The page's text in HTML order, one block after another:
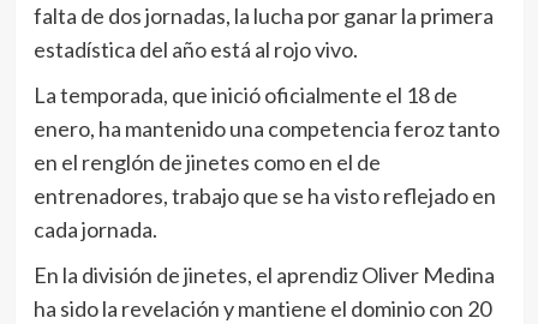
falta de dos jornadas, la lucha por ganar la primera
estadística del año está al rojo vivo.
La temporada, que inició oficialmente el 18 de
enero, ha mantenido una competencia feroz tanto
en el renglón de jinetes como en el de
entrenadores, trabajo que se ha visto reflejado en
cada jornada.
En la división de jinetes, el aprendiz Oliver Medina
ha sido la revelación y mantiene el dominio con 20